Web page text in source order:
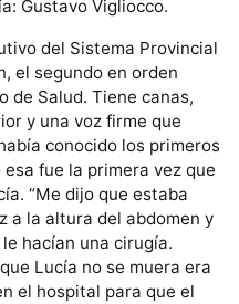
Gustavo Vigliocco.
del Sistema Provincial
el segundo en orden
de Salud. Tiene canas,
y una voz firme que
conocido los primeros
fue la primera vez que
“Me dijo que estaba
a la altura del abdomen y
hacían una cirugía.
Lucía no se muera era
el hospital para que el